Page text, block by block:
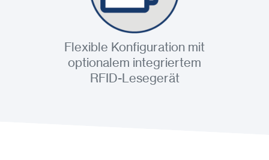
Flexible Konfiguration mit
optionalem integriertem
RFID-Lesegerät